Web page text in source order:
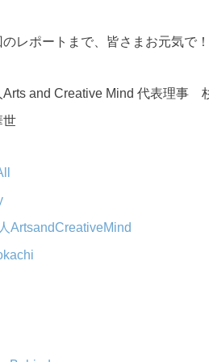
レポートまで、皆さまお元気で！
Arts and Creative Mind 代表理事
ArtsandCreativeMind